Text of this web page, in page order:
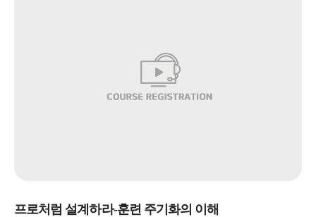
프로처럼 설계하라-훈련 주기화의 이해